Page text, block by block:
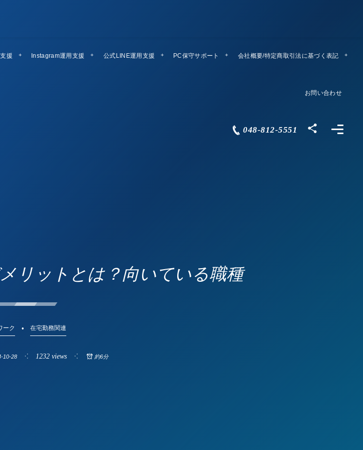
援 Instagram運用支援 公式LINE運用支援 PC保守サポート
リモートメンテ 会社概要/特定商取引法に基づく表記
Company Profile
お問い合わせ
Contact
048-812-5551
リットとは？向いている職種
ーク 在宅勤務関連
10-28 1232 views 約6分